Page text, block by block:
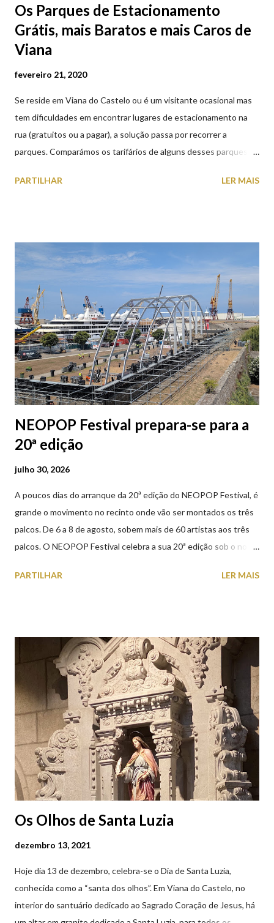
Os Parques de Estacionamento
Grátis, mais Baratos e mais Caros de
Viana
fevereiro 21, 2020
Se reside em Viana do Castelo ou é um visitante ocasional mas
tem dificuldades em encontrar lugares de estacionamento na
rua (gratuitos ou a pagar), a solução passa por recorrer a
parques. Comparámos os tarifários de alguns desses parques de
subterrâneos) perto do centro da cidade (entenda-se por
subterrâneos. O Parque da Estação Viana Shopping é grátis de
2ª a 5ª feira a partir das 20:00 (DIAS ÚTEIS)
PARTILHAR LER MAIS
NEOPOP Festival prepara-se para a
20ª edição
julho 30, 2026
A poucos dias do arranque da 20ª edição do NEOPOP Festival, é
grande o movimento no recinto onde vão ser montados os três
palcos. De 6 a 8 de agosto, sobem mais de 60 artistas aos três
palcos. O NEOPOP Festival celebra a sua 20ª edição sob o nome
Portugal e um dos mais prestigiados da Europa, atrai milhares de
PARTILHAR LER MAIS
Os Olhos de Santa Luzia
dezembro 13, 2021
Hoje dia 13 de dezembro, celebra-se o Dia de Santa Luzia,
conhecida como a “santa dos olhos”. Em Viana do Castelo, no
interior do santuário dedicado ao Sagrado Coração de Jesus, há